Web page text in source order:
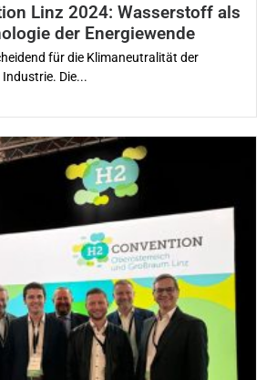
Linz 2024: Wasserstoff als
der Energiewende
für die Klimaneutralität der
Die...